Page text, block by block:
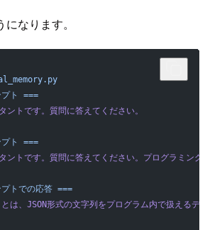
なります。
ト
===
ントです。質問に答えてください。
ト
===
ントです。質問に答えてください。プログラミン
トでの応答 ===
は、JSON形式の文字列をプログラム内で扱える